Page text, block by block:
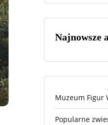
Najnowsze
Muzeum Figur
Popularne